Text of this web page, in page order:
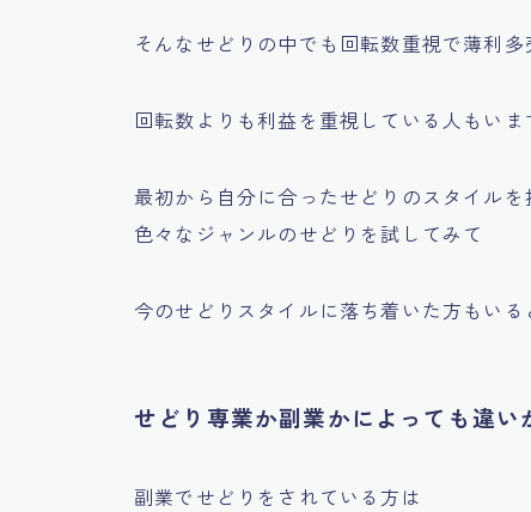
そんなせどりの中でも回転数重視で薄利
回転数よりも利益を重視している人もいま
最初から自分に合ったせどりのスタイル
色々なジャンルのせどりを試してみて
今のせどりスタイルに落ち着いた方もいる
せどり専業か副業かによっても違い
副業でせどりをされている方は